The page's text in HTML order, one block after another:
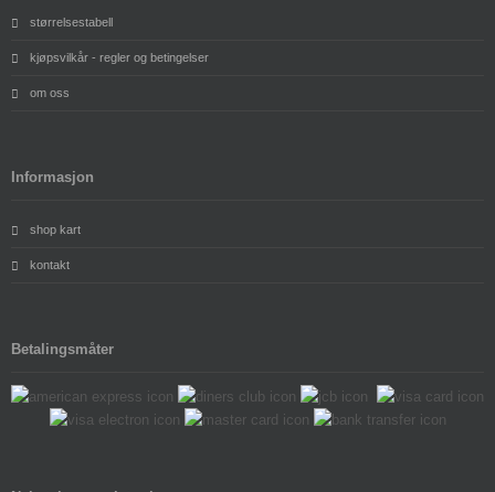
størrelsestabell
kjøpsvilkår - regler og betingelser
om oss
Informasjon
shop kart
kontakt
Betalingsmåter